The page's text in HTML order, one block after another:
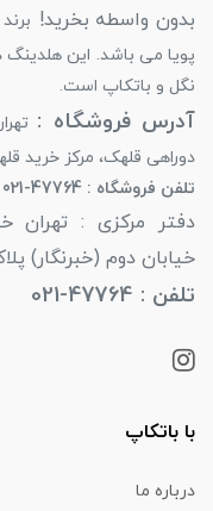
بدون واسطه بخرید!
پویا می باشد. این هلدینگ
نگل و باتکاپ است.
آدرس فروشگاه :
دوراهی قلهک، مرکز خرید
تلفن فروشگاه : 47764-021 داخلی 120
دفتر مرکزی : تهران
خیابان دوم (خبرنگار)
تلفن : 47764-021
با باتکاپ
درباره ما